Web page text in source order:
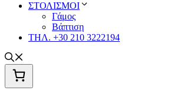
ΣΤΟΛΙΣΜΟΙ
Γάμος
Βάπτιση
ΤΗΛ. +30 210 3222194